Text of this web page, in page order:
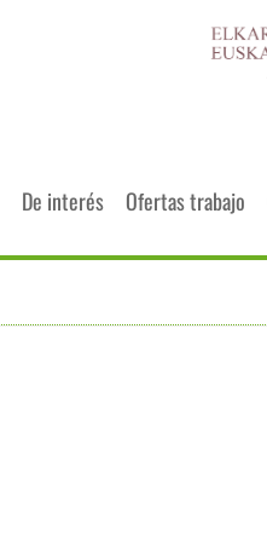
De interés Ofertas trabajo